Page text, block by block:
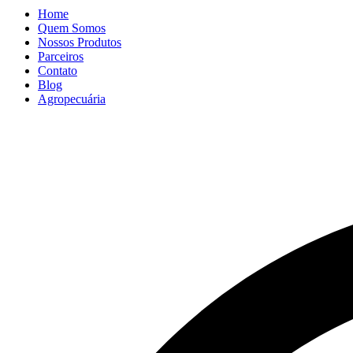
Home
Quem Somos
Nossos Produtos
Parceiros
Contato
Blog
Agropecuária